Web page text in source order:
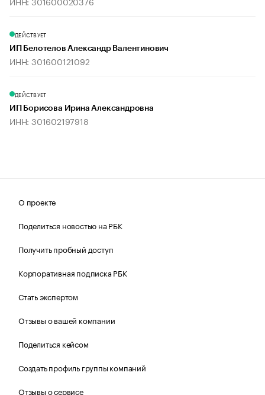
ДЕЙСТВУЕТ
ИП Белотелов Александр Валентинович
ИНН: 301600121092
ДЕЙСТВУЕТ
ИП Борисова Ирина Александровна
ИНН: 301602197918
О проекте
Поделиться новостью на РБК
Получить пробный доступ
Корпоративная подписка РБК
Стать экспертом
Отзывы о вашей компании
Поделиться кейсом
Создать профиль группы компаний
Отзывы о сервисе